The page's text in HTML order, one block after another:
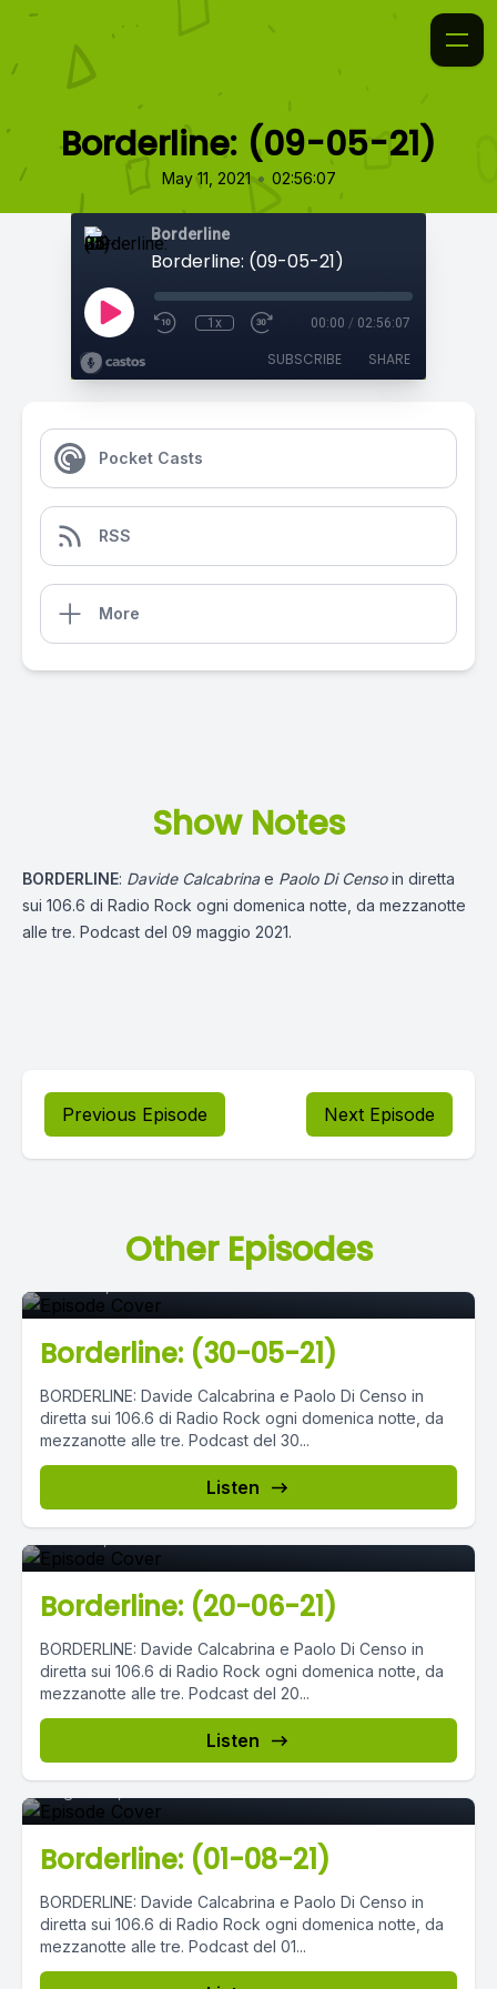
Borderline: (09-05-21)
May 11, 2021 • 02:56:07
Borderline
Borderline: (09-05-21)
1x 00:00 / 02:56:07
SUBSCRIBE SHARE
Pocket Casts
RSS
More
Show Notes
BORDERLINE: Davide Calcabrina e Paolo Di Censoin diretta
sui 106.6 di Radio Rock ogni domenica notte, da mezzanotte
alle tre. Podcast del 09 maggio 2021.
Previous Episode Next Episode
Other Episodes
Episode 0
Borderline: (30-05-21)
BORDERLINE: Davide Calcabrina e Paolo Di Censo in
diretta sui 106.6 di Radio Rock ogni domenica notte, da
mezzanotte alle tre. Podcast del 30...
Listen
Episode 0
Borderline: (20-06-21)
BORDERLINE: Davide Calcabrina e Paolo Di Censo in
diretta sui 106.6 di Radio Rock ogni domenica notte, da
mezzanotte alle tre. Podcast del 20...
Listen
Episode 0
Borderline: (01-08-21)
BORDERLINE: Davide Calcabrina e Paolo Di Censo in
diretta sui 106.6 di Radio Rock ogni domenica notte, da
mezzanotte alle tre. Podcast del 01...